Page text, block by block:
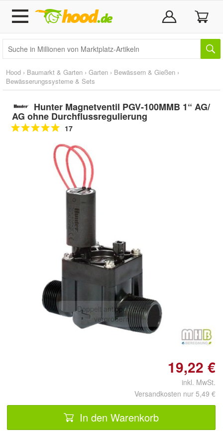
Hood › Baumarkt & Garten › Garten › Bewässern & Gießen ›
Bewässerungssysteme & Sets
Hunter Magnetventil PGV-100MMB 1“ AG/
AG ohne Durchflussregulierung
17
Doppelt antippen zum
vergrößern
19,22 €
inkl. MwSt.
Versandkosten nur 5,49 €
In den Warenkorb